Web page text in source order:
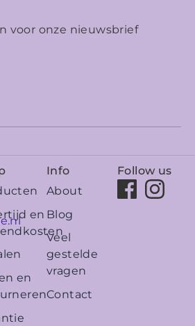
voor onze nieuwsbrief
en
en
Info
About
Blog
Veel
gestelde
vragen
Contact
Follow us